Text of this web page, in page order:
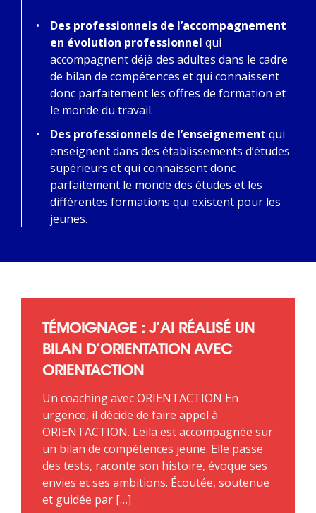
Des professionnels de l’accompagnement
en évolution professionnel qui
accompagnent déjà des adultes dans le cadre
de bilan de compétences et qui connaissent
donc parfaitement les offres de formation et
le monde du travail.
Des professionnels de l’enseignement qui
enseignent dans des établissements d’études
supérieurs et qui connaissent donc
parfaitement le monde des études et les
différentes formations qui existent pour les
jeunes.
TÉMOIGNAGE : J’AI RÉALISÉ UN
BILAN D’ORIENTATION AVEC
ORIENTACTION
Un coaching avec ORIENTACTION En
urgence, il décide de faire appel à
ORIENTACTION. Leila est accompagnée sur
un bilan de compétences jeune. Elle passe
des tests, raconte son histoire, évoque ses
envies et ses ambitions. Écoutée, soutenue
et guidée par […]